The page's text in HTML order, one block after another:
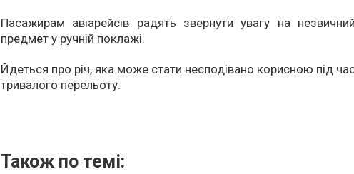
Пасажирам авіарейсів радять звернути увагу на незвичний
предмет у ручній поклажі.
Йдеться про річ, яка може стати несподівано корисною під
тривалого перельоту.
Також по темі: